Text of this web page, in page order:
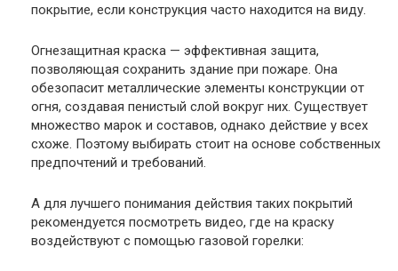
покрытие, если конструкция часто находится на виду.
Огнезащитная краска — эффективная защита,
позволяющая сохранить здание при пожаре. Она
обезопасит металлические элементы конструкции от
огня, создавая пенистый слой вокруг них. Существует
множество марок и составов, однако действие у всех
схоже. Поэтому выбирать стоит на основе собственных
предпочтений и требований.
А для лучшего понимания действия таких покрытий
рекомендуется посмотреть видео, где на краску
воздействуют с помощью газовой горелки: